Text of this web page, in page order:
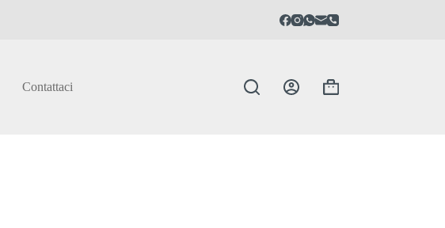
Contattaci Carrello